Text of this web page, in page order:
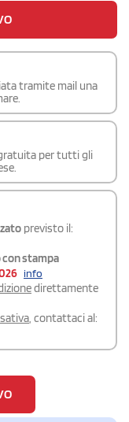
tramite mail una
per tutti gli
previsto il:
con stampa
info
direttamente
, contattaci al: